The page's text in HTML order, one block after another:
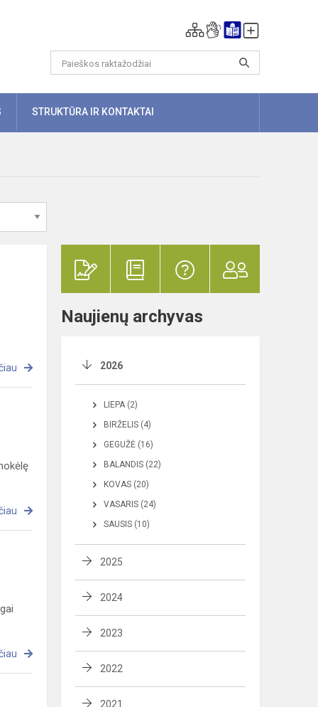
STRUKTŪRA IR KONTAKTAI
Naujienų archyvas
2026
LIEPA (2)
BIRŽELIS (4)
GEGUŽĖ (16)
BALANDIS (22)
KOVAS (20)
VASARIS (24)
SAUSIS (10)
2025
2024
2023
2022
2021